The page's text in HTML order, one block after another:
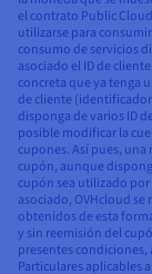
el contrato Public
utilizarse para
consumo de servicios
asociado el ID de
concreta que ya tenga
de cliente
disponga de varios ID
posible modificar la
cupones. Así pues,
cupón, aunque
cupón sea utilizado por
asociado, OVHcloud se
obtenidos de esta
y sin reemisión del
presentes condiciones,
Particulares aplicables